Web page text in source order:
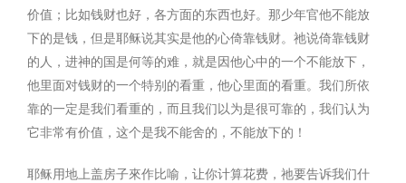
价值；比如钱财也好，各方面的东西也好。那少年官他不能放
下的是钱，但是耶稣说其实是他的心倚靠钱财。祂说倚靠钱财
的人，进神的国是何等的难，就是因他心中的一个不能放下，
他里面对钱财的一个特别的看重，他心里面的看重。我们所依
靠的一定是我们看重的，而且我们以为是很可靠的，我们认为
它非常有价值，这个是我不能舍的，不能放下的！
耶稣用地上盖房子來作比喻，让你计算花费，祂要告诉我们什